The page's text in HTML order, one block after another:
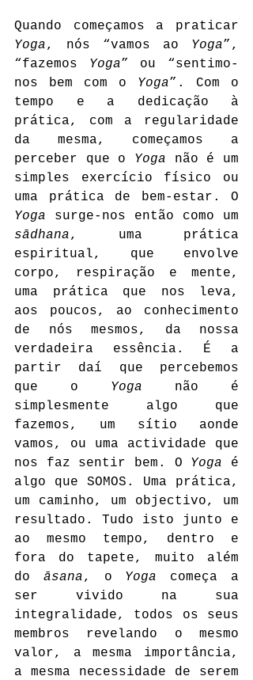
Yoga, nós “vamos ao Yoga”,
“fazemos Yoga” ou “sentimo-
nos bem com o Yoga”. Com o
tempo e a dedicação à
prática, com a regularidade
da mesma, começamos a
perceber que o Yoga não é um
simples exercício físico ou
Yoga
sādhana, uma prática
espiritual, que envolve
corpo, respiração e mente,
uma prática que nos leva,
aos poucos, ao conhecimento
de nós mesmos, da nossa
verdadeira essência. É a
partir daí que percebemos
que o Yoga não é
simplesmente algo que
fazemos, um sítio aonde
vamos, ou uma actividade que
nos faz sentir bem. O Yoga é
algo que SOMOS. Uma prática,
um caminho, um objectivo, um
resultado. Tudo isto junto e
ao mesmo tempo, dentro e
fora do tapete, muito além
do āsana, o Yoga começa a
ser vivido na sua
integralidade, todos os seus
membros revelando o mesmo
valor, a mesma importância,
a mesma necessidade de serem